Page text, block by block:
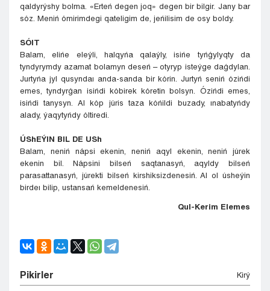
qaldyrýshy bolma. «Erteń degen joq» degen bir bilgir. Jany bar
sóz. Meniń ómirimdegi qateligim de, jeńilisim de osy boldy.
SÓIT
Balam, elińe eleýli, halqyńa qalaýly, isińe tyńǵylyqty da
tyndyrymdy azamat bolamyn deseń – otyryp isteýge daǵdylan.
Jurtyńa jyl qusyndaı anda-sanda bir kórin. Jurtyń seniń ózińdi
emes, tyndyrǵan isińdi kóbirek kóretin bolsyn. Ózińdi emes,
isińdi tanysyn. Al kóp júris taza kóńildi buzady, ınabatyńdy
alady, ýaqytyńdy óltiredi.
ÚShEÝIN BIL DE USh
Balam, neniń nápsi ekenin, neniń aqyl ekenin, neniń júrek
ekenin bil. Nápsini bilseń saqtanasyń, aqyldy bilseń
parasattanasyń, júrekti bilseń kirshiksizdenesiń. Al ol úsheýin
birdeı bilip, ustansań kemeldenesiń.
Qul-Kerim Elemes
Pіkіrler Kіrý